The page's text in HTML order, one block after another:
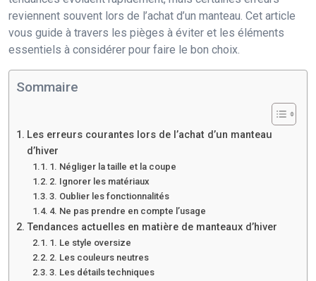
reviennent souvent lors de l’achat d’un manteau. Cet article
vous guide à travers les pièges à éviter et les éléments
essentiels à considérer pour faire le bon choix.
Sommaire
Les erreurs courantes lors de l’achat d’un manteau
d’hiver
1. Négliger la taille et la coupe
2. Ignorer les matériaux
3. Oublier les fonctionnalités
4. Ne pas prendre en compte l’usage
Tendances actuelles en matière de manteaux d’hiver
1. Le style oversize
2. Les couleurs neutres
3. Les détails techniques